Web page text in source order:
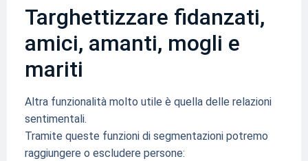
Targhettizzare fidanzati,
amici, amanti, mogli e
mariti
Altra funzionalità molto utile è quella delle relazioni
sentimentali.
Tramite queste funzioni di segmentazioni potremo
raggiungere o escludere persone: